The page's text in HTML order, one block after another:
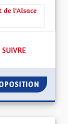
l'Education et
de l'Alsace
50 ABONNÉS
SUIVRE